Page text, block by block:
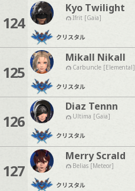
124
Kyo Twilight
Ifrit [Gaia]
クリスタル
125
Mikall Nikall
Carbuncle [Elemental]
クリスタル
126
Diaz Tennn
Ultima [Gaia]
クリスタル
127
Merry Scrald
Belias [Meteor]
クリスタル